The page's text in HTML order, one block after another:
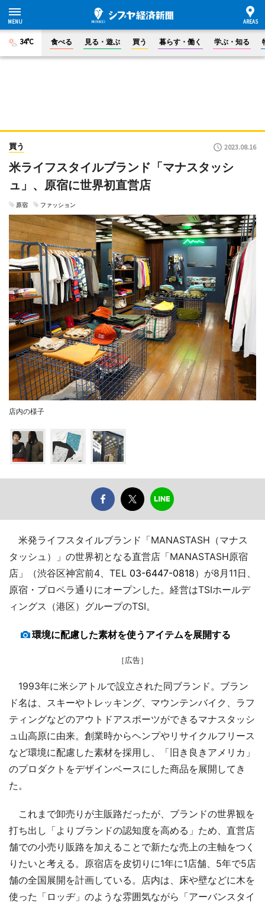
34°C 食べる 見る・遊ぶ 買う 暮らす・働く 学ぶ・知る
買う 2023.08.16
米ライフスタイルブランド「マナスタッシ
ュ」、原宿に世界初直営店
原宿 ファッション
店内の様子
米発ライフスタイルブランド「MANASTASH（マナス
タッシュ）」の世界初となる直営店「MANASTASH原宿
店」（渋谷区神宮前4、TEL 03-6447-0818）が8月11日、
原宿・プロペラ通りにオープンした。経営はTSIホールデ
ィングス（港区）グループのTSI。
環境に配慮した素材を使うアイテムを展開する
［広告］
1993年に米シアトルで設立された同ブランド。ブラン
ド名は、スキーやトレッキング、マウンテンバイク、ラフ
ティングなどのアウトドアスポーツができるマナスタッシ
ュ山高原に由来。創業時からヘンプやリサイクルフリース
など環境に配慮した素材を採用し、「旧き良きアメリカ」
のプロダクトをデザインベースにした商品を展開してき
た。
これまで卸売りが主販路だったが、ブランドの世界観を
打ち出し「よりブランドの認知度を高める」ため、直営店
舗での小売り販路を加えることで新たな売上の主軸をつく
りたいと考える。原宿店を皮切りに1年に1店舗、5年で5店
舗の全国展開を計画している。店内は、床や壁などに木を
使った「ロッヂ」のような雰囲気ながら「アーバンスタイ